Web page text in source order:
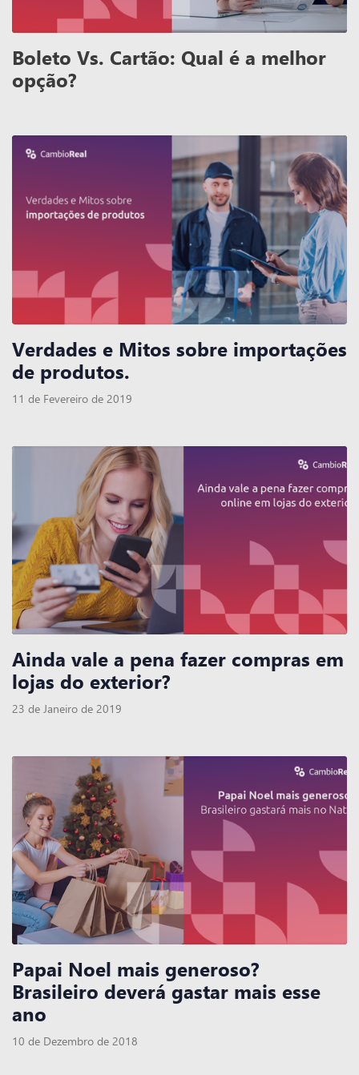
Boleto Vs. Cartão: Qual é a melhor
opção?
Verdades e Mitos sobre importações
de produtos.
11 de Fevereiro de 2019
Ainda vale a pena fazer compras em
lojas do exterior?
23 de Janeiro de 2019
Papai Noel mais generoso?
Brasileiro deverá gastar mais esse
ano
10 de Dezembro de 2018